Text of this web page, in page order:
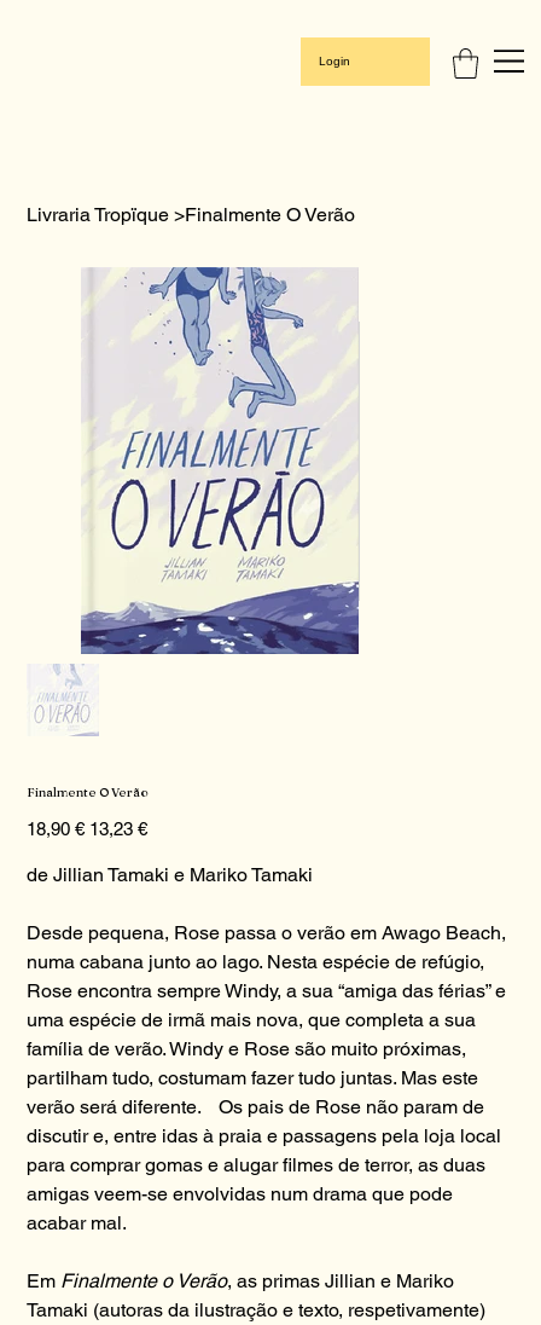
Login
Livraria Tropïque >Finalmente O Verão
Finalmente O Verão
Preço
original
18,90 €
Preço
promocional
13,23 €
de Jillian Tamaki e Mariko Tamaki
Desde pequena, Rose passa o verão em Awago Beach,
numa cabana junto ao lago. Nesta espécie de refúgio,
Rose encontra sempre Windy, a sua “amiga das férias” e
uma espécie de irmã mais nova, que completa a sua
família de verão. Windy e Rose são muito próximas,
partilham tudo, costumam fazer tudo juntas. Mas este
verão será diferente. Os pais de Rose não param de
discutir e, entre idas à praia e passagens pela loja local
para comprar gomas e alugar filmes de terror, as duas
amigas veem-se envolvidas num drama que pode
acabar mal.
Em Finalmente o Verão, as primas Jillian e Mariko
Tamaki (autoras da ilustração e texto, respetivamente)